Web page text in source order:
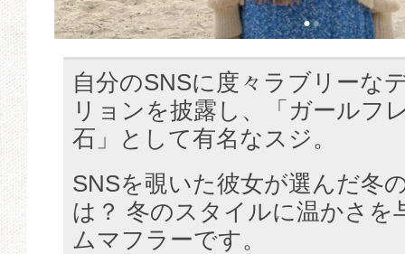
自分のSNSに度々ラブリーな
リョンを披露し、「ガールフ
石」として有名なスジ。
SNSを覗いた彼女が選んだ冬
は？ 冬のスタイルに温かさを
ムマフラーです。